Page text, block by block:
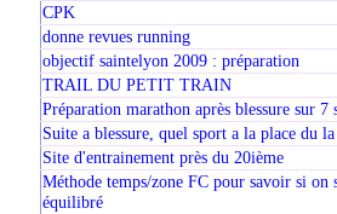
CPK
donne revues running
objectif saintelyon 2009 : préparation
TRAIL DU PETIT TRAIN
Préparation marathon après blessure sur 7
Suite a blessure, quel sport a la place du
Site d'entrainement près du 20ième
Méthode temps/zone FC pour savoir si on
équilibré